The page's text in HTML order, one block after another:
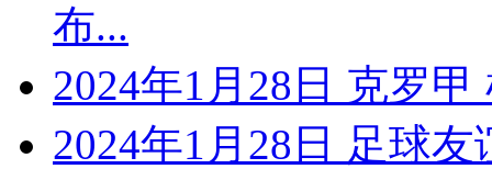
布...
2024年1月28日 克罗
2024年1月28日 足球